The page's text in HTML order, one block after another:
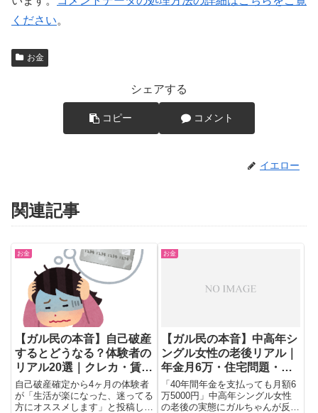
ください。
お金
シェアする
コピー コメント
イエロー
関連記事
お金
【ガル民の本音】自己破産
するとどうなる？体験者の
リアル20選｜クレカ・賃
貸・保証人・3〜5年後の地
獄まで
自己破産確定から4ヶ月の体験者
が「生活が楽になった、迷ってる
方にオススメします」と投稿して
お金
【ガル民の本音】中高年シ
ングル女性の老後リアル｜
年金月6万・住宅問題・今
からできる対策まとめ
「40年間年金を支払っても月額6
万5000円」中高年シングル女性
の老後の実態にガルちゃんが反